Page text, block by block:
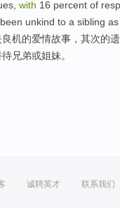
with 16 percent of
been unkind to a sibling
机的爱情故事， 其次的
待兄弟或姐妹。
诚聘英才 联系我们